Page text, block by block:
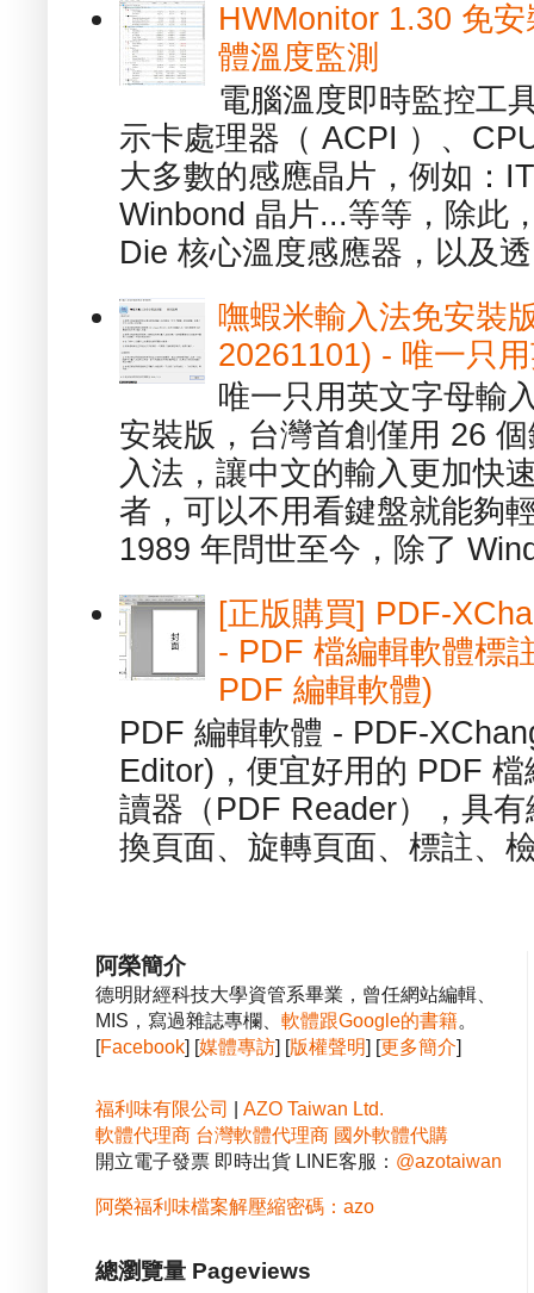
HWMonitor 1.30 免
體溫度監測
電腦溫度即時監控工
示卡處理器（ ACPI ）、
大多數的感應晶片，例如：
Winbond 晶片...等等，除此
Die 核心溫度感應器，以及
嘸蝦米輸入法免安裝
20261101) - 唯一只
唯一只用英文字母輸
安裝版，台灣首創僅用 26
入法，讓中文的輸入更加快
者，可以不用看鍵盤就能夠
1989 年問世至今，除了
[正版購買] PDF-
- PDF 檔編輯軟體標
PDF 編輯軟體)
PDF 編輯軟體 - PDF-
Editor)，便宜好用的 PDF
讀器（PDF Reader），具
換頁面、旋轉頁面、標註、
阿榮簡介
德明財經科技大學資管系畢業，曾任網站編輯、
MIS，寫過雜誌專欄、 軟體跟Google的書籍。
[Facebook] [媒體專訪] [版權聲明] [更多簡介]
福利味有限公司
AZO Taiwan Ltd.
軟體代理商 台灣軟體代理商 國外軟體代購
開立電子發票 即時出貨 LINE客服： @azotaiwan
阿榮福利味檔案解壓縮密碼：azo
總瀏覽量 Pageviews